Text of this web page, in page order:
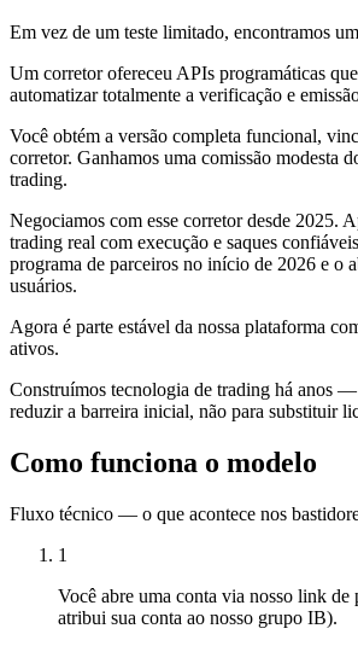
Em vez de um teste limitado, encontramos
Um corretor ofereceu APIs programáticas
automatizar totalmente a verificação e
Você obtém a versão completa funcional,
corretor. Ganhamos uma comissão modesta
trading.
Negociamos com esse corretor desde 2025.
trading real com execução e saques
programa de parceiros no início de 2026 e o
usuários.
Agora é parte estável da nossa plataforma
ativos.
Construímos tecnologia de trading há anos —
reduzir a barreira inicial, não para substituir
Como funciona o modelo
Fluxo técnico — o que acontece nos
1
Você abre uma conta via nosso link de
atribui sua conta ao nosso grupo IB).